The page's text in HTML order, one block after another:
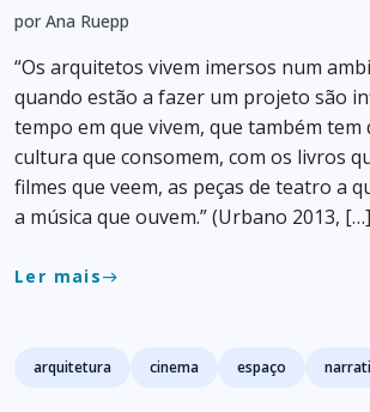
por Ana Ruepp
“Os arquitetos vivem imersos num
quando estão a fazer um projeto são
tempo em que vivem, que também tem
cultura que consomem, com os livros
filmes que veem, as peças de teatro a
a música que ouvem.” (Urbano 2013, […]
Ler maiseast
Tags
arquitetura cinema espaço